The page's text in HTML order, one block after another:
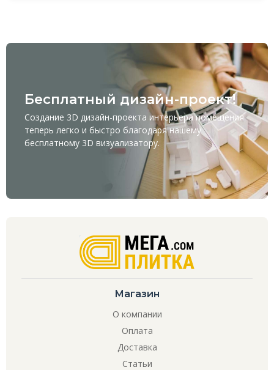
Бесплатный дизайн-проект!
Создание 3D дизайн-проекта интерьера помещения
теперь легко и быстро благодаря нашему
бесплатному 3D визуализатору.
Магазин
О компании
Оплата
Доставка
Статьи